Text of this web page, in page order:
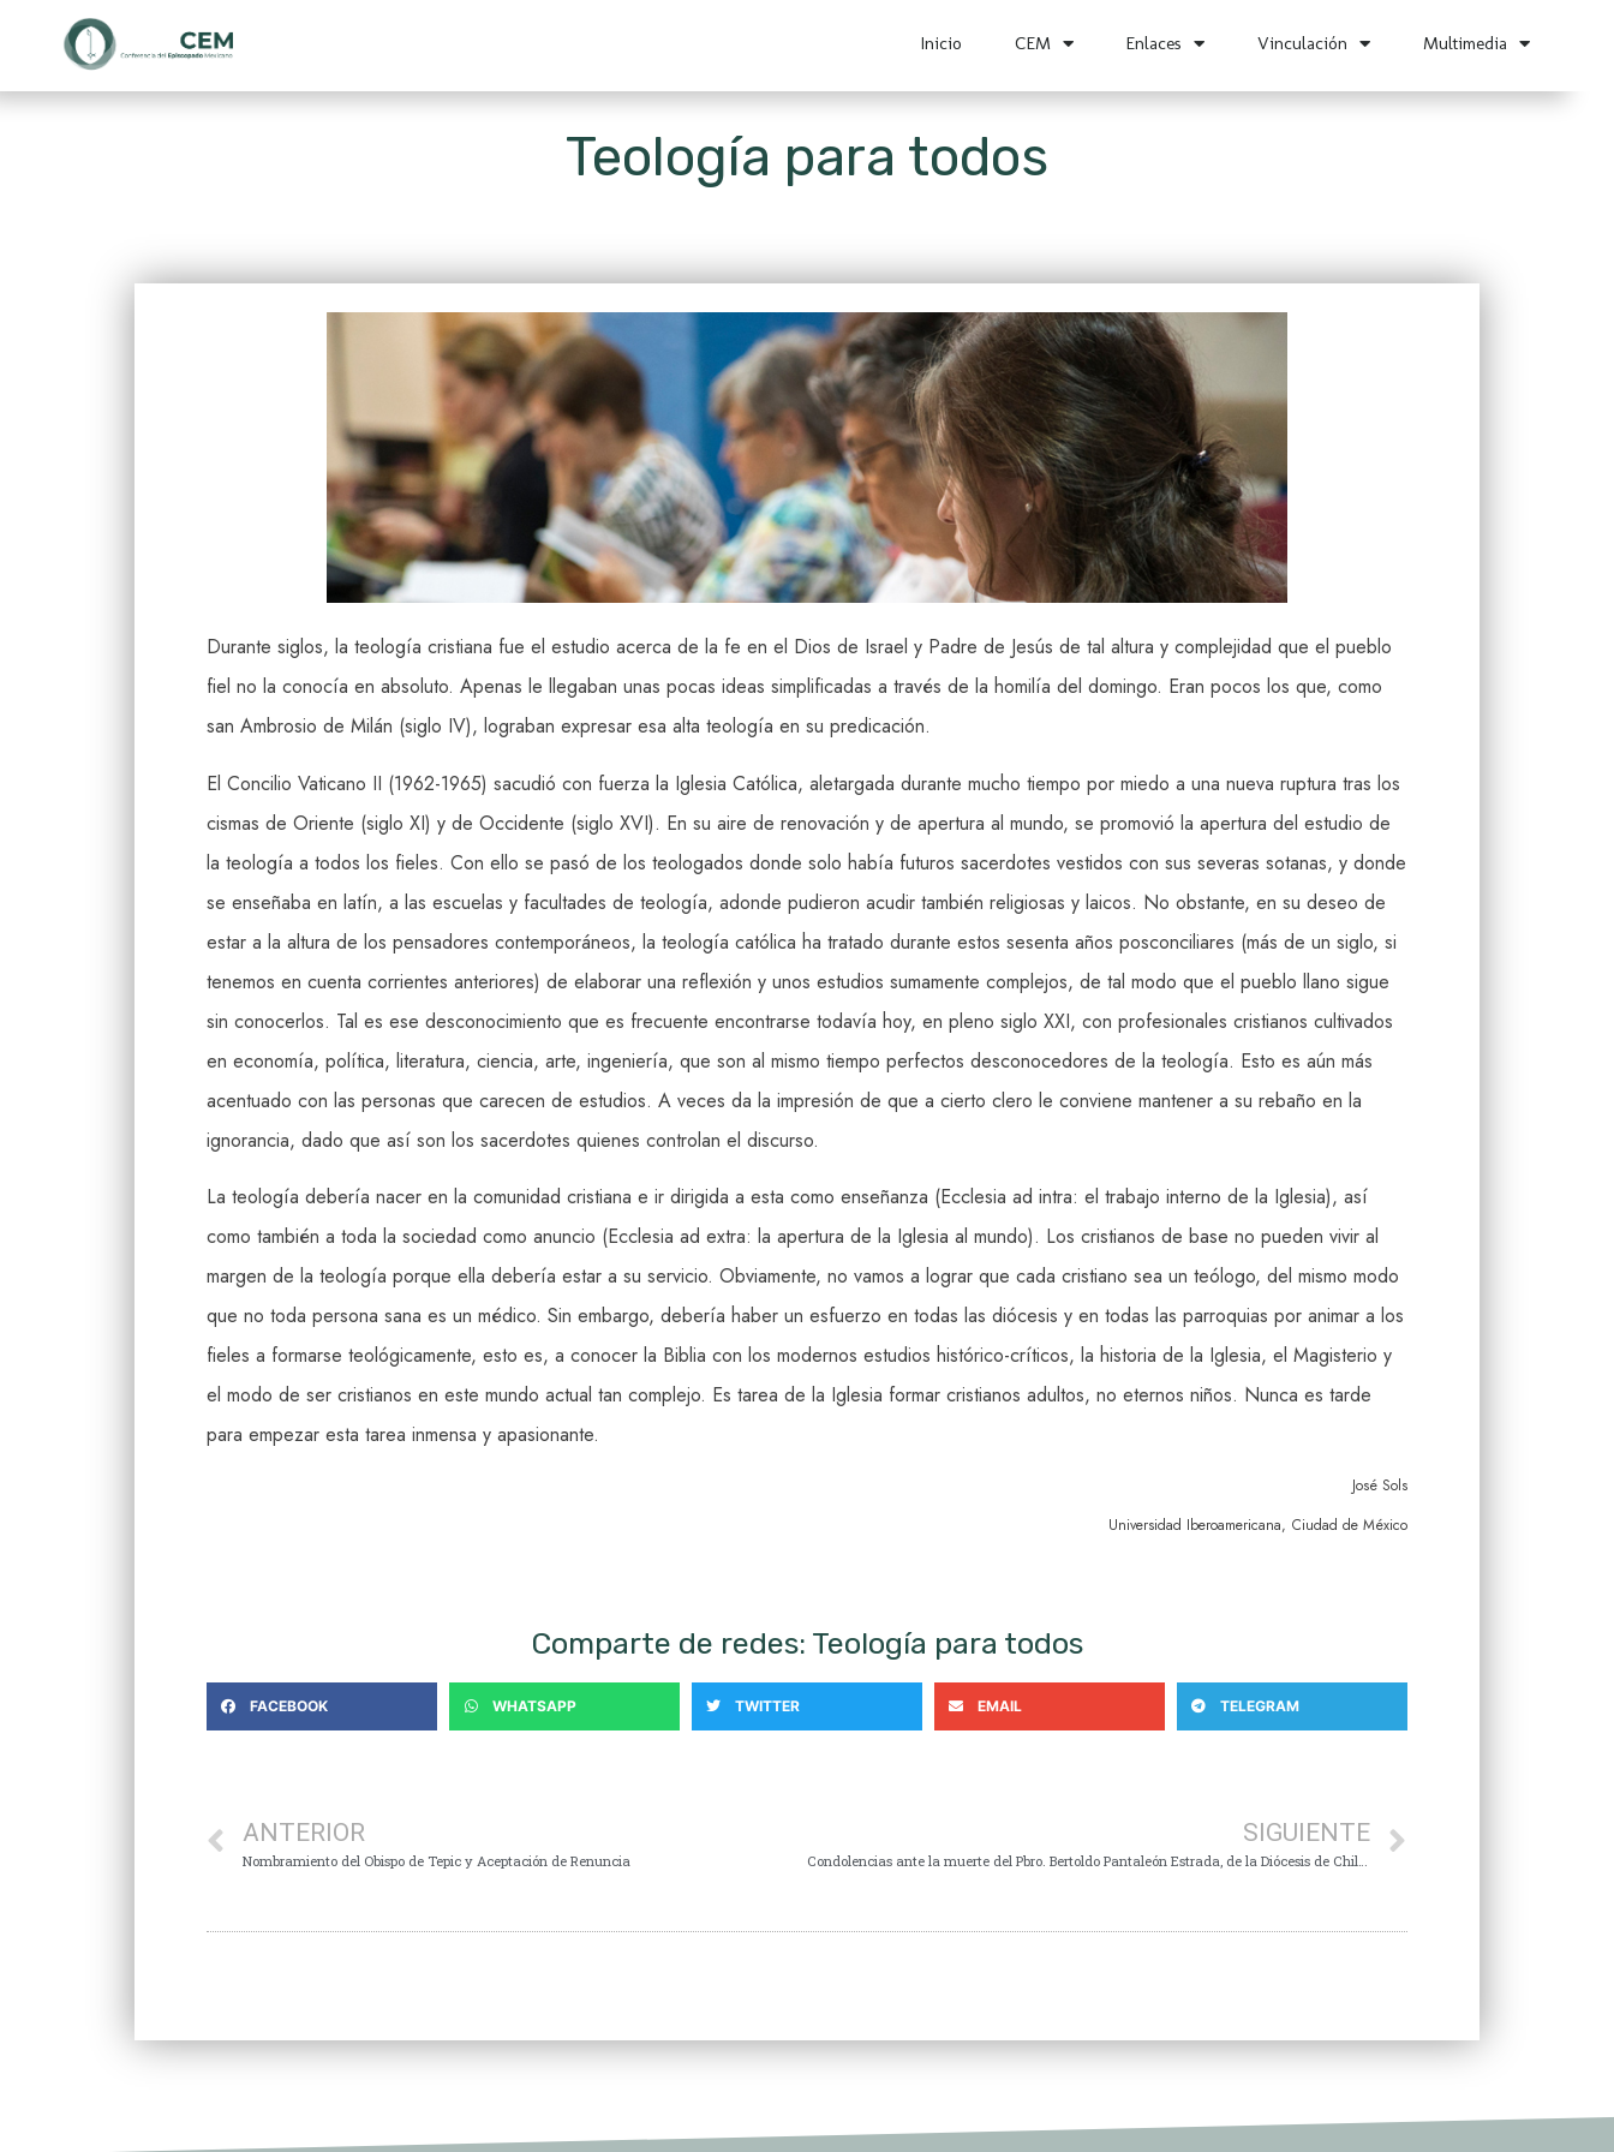
Inicio CEM Enlaces Vinculación Multimedia
Teología para todos
Durante siglos, la teología cristiana fue el estudio acerca de la fe en el Dios de Israel y Padre de Jesús de tal altura y complejidad que el pueblo
fiel no la conocía en absoluto. Apenas le llegaban unas pocas ideas simplificadas a través de la homilía del domingo. Eran pocos los que, como
san Ambrosio de Milán (siglo IV), lograban expresar esa alta teología en su predicación.
El Concilio Vaticano II (1962-1965) sacudió con fuerza la Iglesia Católica, aletargada durante mucho tiempo por miedo a una nueva ruptura tras los
cismas de Oriente (siglo XI) y de Occidente (siglo XVI). En su aire de renovación y de apertura al mundo, se promovió la apertura del estudio de
la teología a todos los fieles. Con ello se pasó de los teologados donde solo había futuros sacerdotes vestidos con sus severas sotanas, y donde
se enseñaba en latín, a las escuelas y facultades de teología, adonde pudieron acudir también religiosas y laicos. No obstante, en su deseo de
estar a la altura de los pensadores contemporáneos, la teología católica ha tratado durante estos sesenta años posconciliares (más de un siglo, si
tenemos en cuenta corrientes anteriores) de elaborar una reflexión y unos estudios sumamente complejos, de tal modo que el pueblo llano sigue
sin conocerlos. Tal es ese desconocimiento que es frecuente encontrarse todavía hoy, en pleno siglo XXI, con profesionales cristianos cultivados
en economía, política, literatura, ciencia, arte, ingeniería, que son al mismo tiempo perfectos desconocedores de la teología. Esto es aún más
acentuado con las personas que carecen de estudios. A veces da la impresión de que a cierto clero le conviene mantener a su rebaño en la
ignorancia, dado que así son los sacerdotes quienes controlan el discurso.
La teología debería nacer en la comunidad cristiana e ir dirigida a esta como enseñanza (Ecclesia ad intra: el trabajo interno de la Iglesia), así
como también a toda la sociedad como anuncio (Ecclesia ad extra: la apertura de la Iglesia al mundo). Los cristianos de base no pueden vivir al
margen de la teología porque ella debería estar a su servicio. Obviamente, no vamos a lograr que cada cristiano sea un teólogo, del mismo modo
que no toda persona sana es un médico. Sin embargo, debería haber un esfuerzo en todas las diócesis y en todas las parroquias por animar a los
fieles a formarse teológicamente, esto es, a conocer la Biblia con los modernos estudios histórico-críticos, la historia de la Iglesia, el Magisterio y
el modo de ser cristianos en este mundo actual tan complejo. Es tarea de la Iglesia formar cristianos adultos, no eternos niños. Nunca es tarde
para empezar esta tarea inmensa y apasionante.
José Sols
Universidad Iberoamericana, Ciudad de México
Comparte de redes: Teología para todos
FACEBOOK WHATSAPP TWITTER EMAIL TELEGRAM
ANTERIOR
Nombramiento del Obispo de Tepic y Aceptación de Renuncia
SIGUIENTE